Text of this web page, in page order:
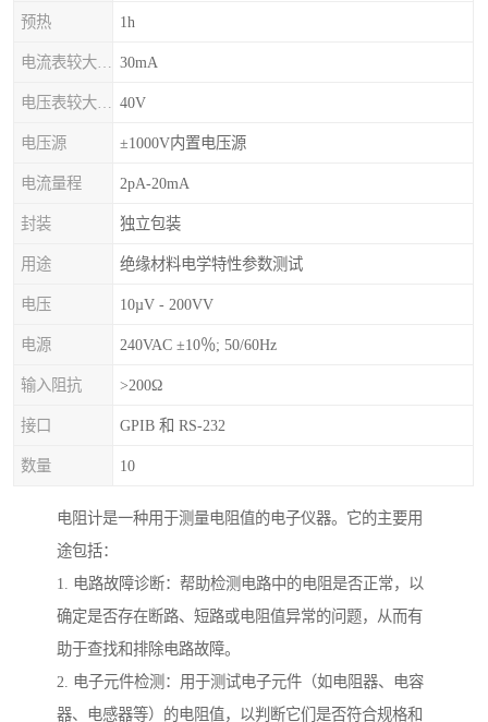
预热 1h
30mA
40V
电压源 ±1000V内置电压源
电流量程 2pA-20mA
封装 独立包装
用途 绝缘材料电学特性参数测试
电压 10µV - 200VV
电源 240VAC ±10％; 50/60Hz
输入阻抗 >200Ω
接口 GPIB 和 RS-232
数量 10
电阻计是一种用于测量电阻值的电子仪器。它的主要用
途包括：
1. 电路故障诊断：帮助检测电路中的电阻是否正常，以
确定是否存在断路、短路或电阻值异常的问题，从而有
助于查找和排除电路故障。
2. 电子元件检测：用于测试电子元件（如电阻器、电容
器、电感器等）的电阻值，以判断它们是否符合规格和